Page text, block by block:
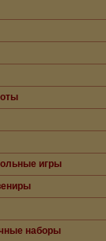
игры
наборы